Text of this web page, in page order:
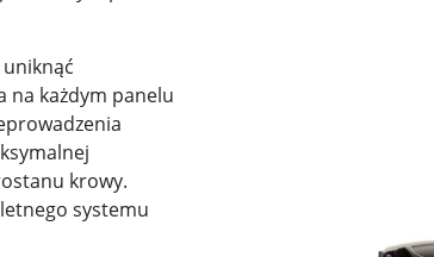
na każdym panelu
krowy.
systemu